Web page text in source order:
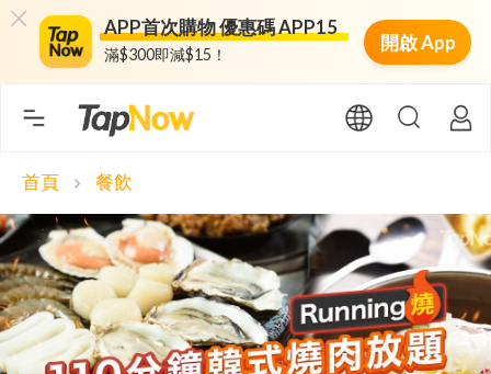
APP首次購物 優惠碼 APP15
滿$300即減$15！
開啟 App
首頁 chevron_right 餐飲